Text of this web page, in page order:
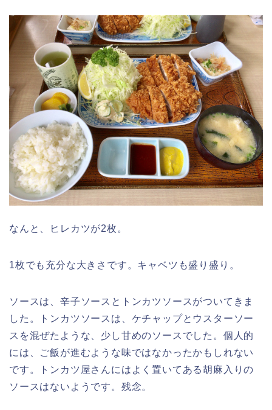
なんと、ヒレカツが2枚。
1枚でも充分な大きさです。キャベツも盛り盛り。
ソースは、辛子ソースとトンカツソースがついてきま
した。トンカツソースは、ケチャップとウスターソー
スを混ぜたような、少し甘めのソースでした。個人的
には、ご飯が進むような味ではなかったかもしれない
です。トンカツ屋さんにはよく置いてある胡麻入りの
ソースはないようです。残念。